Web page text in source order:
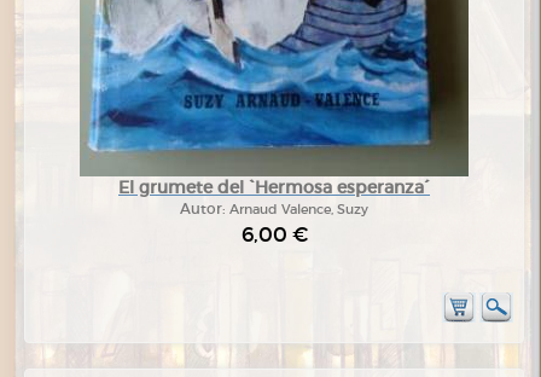
El grumete del `Hermosa esperanza´
Autor: Arnaud Valence, Suzy
6,00 €